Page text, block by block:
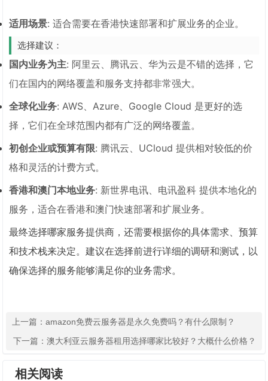
适用场景: 适合需要在香港快速部署和扩展业务的企业。
选择建议：
国内业务为主: 阿里云、腾讯云、华为云是不错的选择，它
们在国内的网络覆盖和服务支持都非常强大。
全球化业务: AWS、Azure、Google Cloud 是更好的选
择，它们在全球范围内都有广泛的网络覆盖。
初创企业或预算有限: 腾讯云、UCloud 提供相对较低的价
格和灵活的计费方式。
香港和澳门本地业务: 新世界电讯、电讯盈科 提供本地化的
服务，适合在香港和澳门快速部署和扩展业务。
最终选择哪家服务提供商，还需要根据你的具体需求、预算
和技术栈来决定。建议在选择前进行详细的调研和测试，以
确保选择的服务能够满足你的业务需求。
上一篇：amazon免费云服务器是永久免费吗？有什么限制？
下一篇： 澳大利亚云服务器租用选择哪家比较好？大概什么价格？
相关阅读